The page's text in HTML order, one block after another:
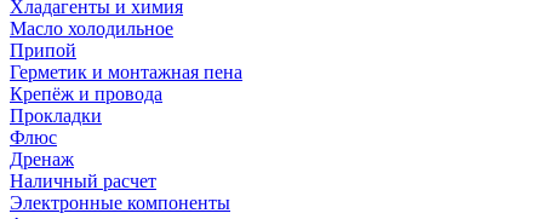
Хладагенты и химия
Масло холодильное
Припой
Герметик и монтажная пена
Крепёж и провода
Прокладки
Флюс
Дренаж
Наличный расчет
Электронные компоненты